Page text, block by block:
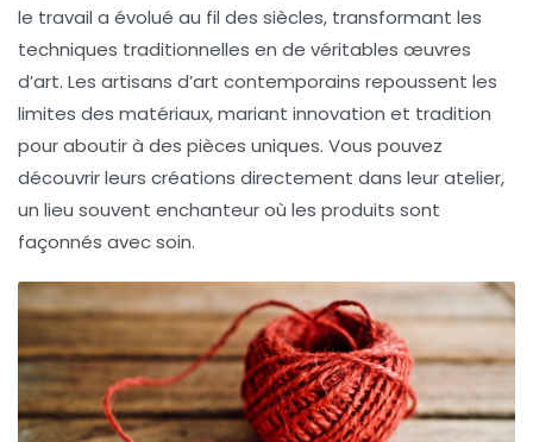
le travail a évolué au fil des siècles, transformant les
techniques traditionnelles en de véritables œuvres
d’art. Les artisans d’art contemporains repoussent les
limites des matériaux, mariant innovation et tradition
pour aboutir à des pièces uniques. Vous pouvez
découvrir leurs créations directement dans leur atelier,
un lieu souvent enchanteur où les produits sont
façonnés avec soin.